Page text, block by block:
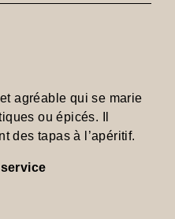
agréable qui se marie
ou épicés. Il
des tapas à l’apéritif.